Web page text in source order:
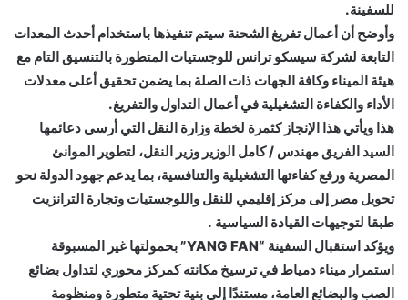
للسفينة.
وأوضح أن أعمال تفريغ الشحنة سيتم تنفيذها باستخدام أحدث المعدات
التابعة لشركة سيسكو ترانس للوجستيات المتطورة بالتنسيق التام مع
هيئة الميناء وكافة الجهات ذات الصلة بما يضمن تحقيق أعلى معدلات
الأداء والكفاءة التشغيلية في أعمال التداول والتفريغ.
هذا ويأتي هذا الإنجاز كثمرة لخطة وزارة النقل التي أرسى دعائمها
السيد الفريق مهندس / كامل الوزير وزير النقل، لتطوير الموانئ
المصرية ورفع كفاءتها التشغيلية والتنافسية، بما يدعم جهود الدولة نحو
تحويل مصر إلى مركز إقليمي للنقل واللوجستيات وتجارة الترانزيت
طبقا لتوجيهات القيادة السياسية .
ويؤكد استقبال السفينة “YANG FAN” بحمولتها غير المسبوقة
استمرار ميناء دمياط في ترسيخ مكانته كمركز محوري لتداول بضائع
الصب والبضائع العامة، مستندًا إلى بنية تحتية متطورة ومنظومة